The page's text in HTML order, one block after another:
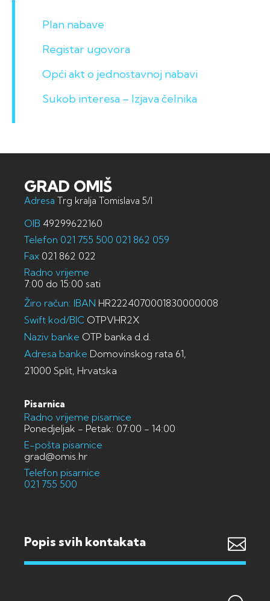
Plan nabave
Registar ugovora
Opći akt o jednostavnoj nabavi
Sukob interesa – Izjava čelnika
GRAD OMIŠ
Adresa Trg kralja Tomislava 5/I
OIB 49299622160
Telefon 021 755 500 021 862 059
Fax 021 862 022
Radno vrijeme
7:00 do 15:00 sati
Žiro račun: IBAN HR2224070001830000008
Swift kod/BIC OTPVHR2X
Naziv banke OTP banka d.d.
Adresa banke Domovinskog rata 61,
21000 Split, Hrvatska
Pisarnica
Radno vrijeme pisarnice
Ponedjeljak - Petak: 07:00 - 14:00
E-pošta pisarnice
grad@omis.hr
Telefon pisarnice
021 755 500
Popis svih kontakata